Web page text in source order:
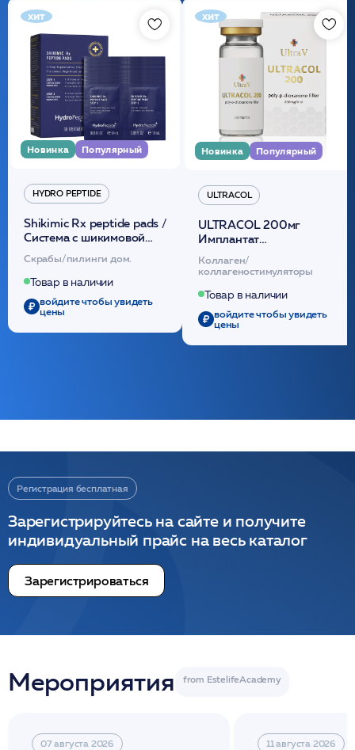
хит
Новинка Популярный
HYDRO PEPTIDE
Shikimic Rx peptide pads /
Cистема с шикимовой
кислотой обновляющая
(30шт) /HP
Скрабы/пилинги дом.
Товар в наличии
войдите чтобы увидеть
цены
хит
Новинка Популярный
ULTRACOL
ULTRACOL 200мг
Имплантат
внутридермальный,
стерильный на основе
полидиоксанона
/ULTRACOL
Коллаген/
коллагеностимуляторы
Товар в наличии
войдите чтобы увидеть
цены
Регистрация бесплатная
Зарегистрируйтесь на сайте и получите
индивидуальный прайс на весь каталог
Зарегистрироваться
Мероприятия
07 августа 2026 11 августа 2026